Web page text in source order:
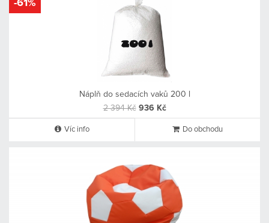
-61%
Náplň do sedacích vaků 200 l
2 394 Kč 936 Kč
Víc info Do obchodu